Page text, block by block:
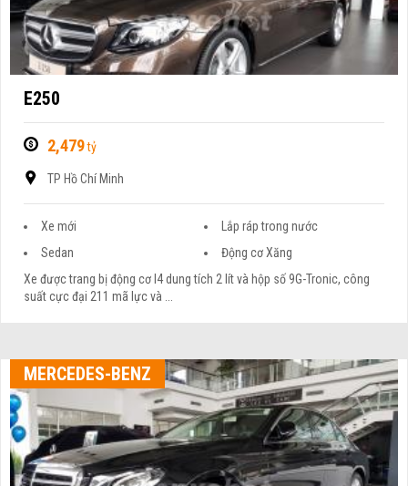
E250
2,479tỷ
TP Hồ Chí Minh
Xe mới
Lắp ráp trong nước
Sedan
Động cơ Xăng
Xe được trang bị động cơ I4 dung tích 2 lít và hộp số 9G-Tronic, công
suất cực đại 211 mã lực và ...
MERCEDES-BENZ